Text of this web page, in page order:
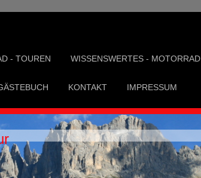
- TOUREN WISSENSWERTES - MOTORRAD
KONTAKT IMPRESSUM